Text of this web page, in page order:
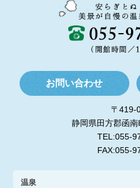
お問い合わせ
〒419-
静岡県田方郡函
TEL:055-
FAX:055-
温泉